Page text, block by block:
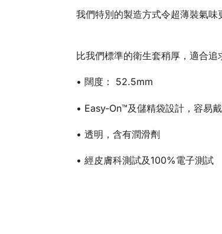
我們特別的製造方式令超薄裝氣味
比我們標準的衛生套稍厚，適合
• 闊度： 52.5mm
• Easy-On™及儲精袋設計，容易
• 透明，含有潤滑劑
• 經皮膚科測試及100%電子測試